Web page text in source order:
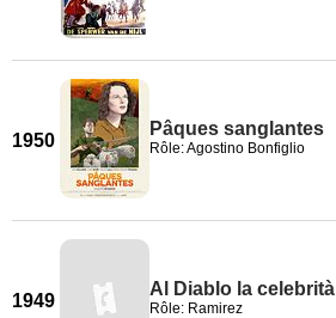
1950
Pâques sanglantes
Rôle: Agostino Bonfiglio
1949
Al Diablo la celebrità
Rôle: Ramirez